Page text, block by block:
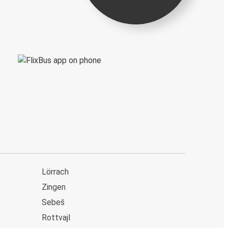
Lörrach
Zingen
Sebeš
Rottvajl